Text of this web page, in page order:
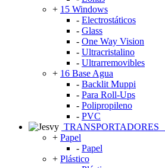
+ 15 Windows
- Electrostáticos
- Glass
- One Way Vision
- Ultracristalino
- Ultrarremovibles
+ 16 Base Agua
- Backlit Muppi
- Para Roll-Ups
- Polipropileno
- PVC
TRANSPORTADORES
+ Papel
- Papel
+ Plástico